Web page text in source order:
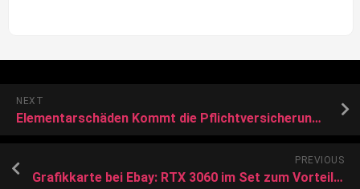
NEXT
Elementarschäden Kommt die Pflichtversicherung gegen Katastrophen?
PREVIOUS
Grafikkarte bei Ebay: RTX 3060 im Set zum Vorteilspreis sichern